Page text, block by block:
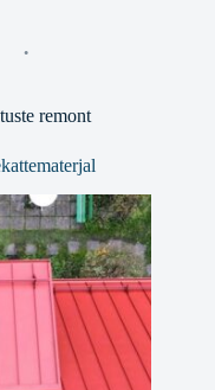
remont